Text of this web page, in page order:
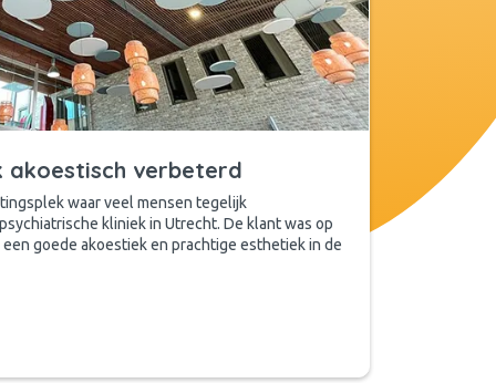
akoestisch verbeterd
waar veel mensen tegelijk
kliniek in Utrecht. De klant was op
goede akoestiek en prachtige esthetiek in de